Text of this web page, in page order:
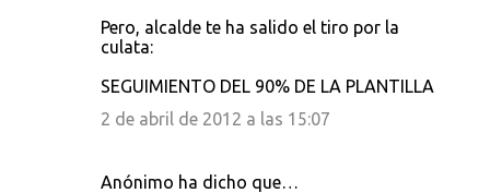
Pero, alcalde te ha salido el tiro por la
culata:
SEGUIMIENTO DEL 90% DE LA PLANTILLA
2 de abril de 2012 a las 15:07
Anónimo ha dicho que…